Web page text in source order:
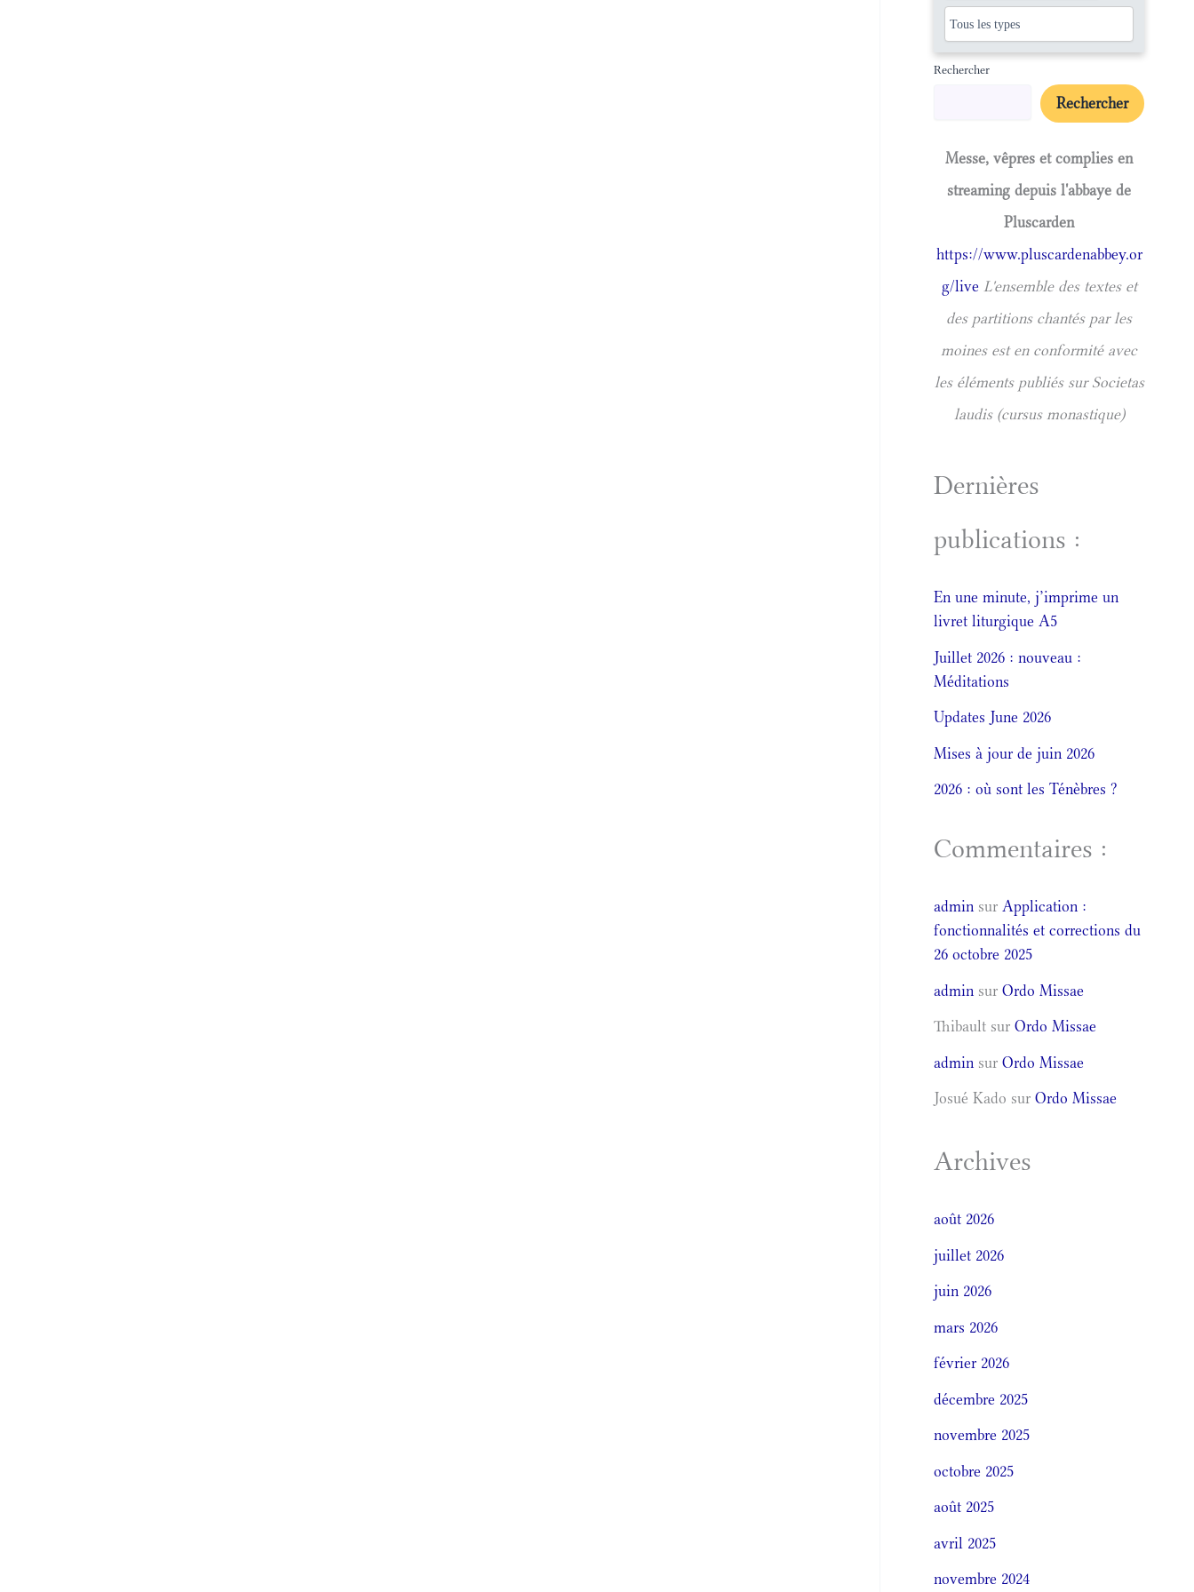
Rechercher
Rechercher
Messe, vêpres et complies en
streaming depuis l'abbaye de
Pluscarden
https://www.pluscardenabbey.or
g/live L'ensemble des textes et
des partitions chantés par les
moines est en conformité avec
les éléments publiés sur Societas
laudis (cursus monastique)
Dernières
publications :
En une minute, j’imprime un
livret liturgique A5
Juillet 2026 : nouveau :
Méditations
Updates June 2026
Mises à jour de juin 2026
2026 : où sont les Ténèbres ?
Commentaires :
admin surApplication :
fonctionnalités et corrections du
26 octobre 2025
admin surOrdo Missae
Thibault surOrdo Missae
admin surOrdo Missae
Josué Kado surOrdo Missae
Archives
août 2026
juillet 2026
juin 2026
mars 2026
février 2026
décembre 2025
novembre 2025
octobre 2025
août 2025
avril 2025
novembre 2024